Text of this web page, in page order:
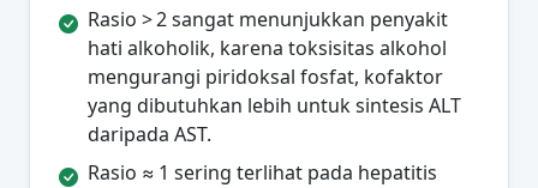
Rasio > 2 sangat menunjukkan penyakit
hati alkoholik, karena toksisitas alkohol
mengurangi piridoksal fosfat, kofaktor
yang dibutuhkan lebih untuk sintesis ALT
daripada AST.
Rasio ≈ 1 sering terlihat pada hepatitis